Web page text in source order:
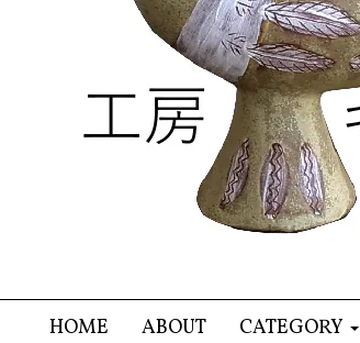
HOME ABOUT CATEGORY